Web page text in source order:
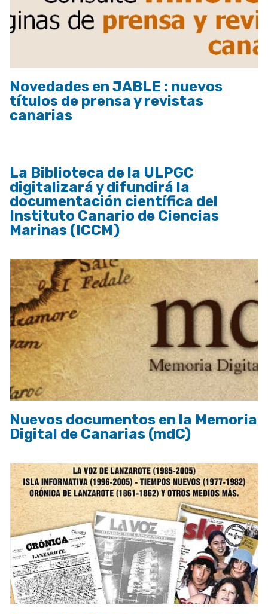
Novedades en JABLE : nuevos
títulos de prensa y revistas
canarias
La Biblioteca de la ULPGC
digitalizará y difundirá la
documentación científica del
Instituto Canario de Ciencias
Marinas (ICCM)
Nuevos documentos en la Memoria
Digital de Canarias (mdC)